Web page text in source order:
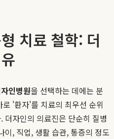
치료 철학: 더
인병원을 선택하는 데에는 분
'환자'를 치료의 최우선 순위
더자인의 의료진은 단순히 질병
이, 직업, 생활 습관, 통증의 정도